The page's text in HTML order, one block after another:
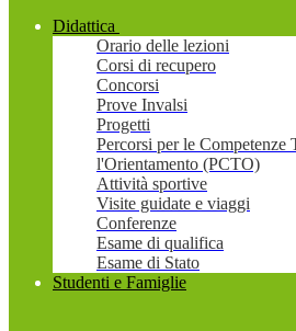
Didattica
Orario delle lezioni
Corsi di recupero
Concorsi
Prove Invalsi
Progetti
Percorsi per le Competenze
l'Orientamento (PCTO)
Attività sportive
Visite guidate e viaggi
Conferenze
Esame di qualifica
Esame di Stato
Studenti e Famiglie